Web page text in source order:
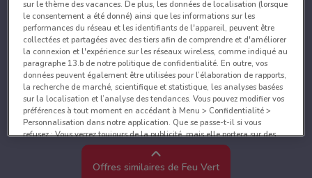
Offres similaires de Feu Vert
sur le thème des vacances. De plus, les données de localisation (lorsque
le consentement a été donné) ainsi que les informations sur les
performances du réseau et les identifiants de l'appareil, peuvent être
collectées et partagées avec des tiers afin de comprendre et d'améliorer
la connexion et l'expérience sur les réseaux wireless, comme indiqué au
paragraphe 13.b de notre politique de confidentialité. En outre, vos
données peuvent également être utilisées pour l’élaboration de rapports,
la recherche de marché, scientifique et statistique, les analyses basées
sur la localisation et l’analyse des tendances. Vous pouvez modifier vos
préférences à tout moment en accédant à Menu > Confidentialité >
Personnalisation dans notre application. Que se passe-t-il si vous
refusez : Vous verrez toujours de la publicité, mais elle portera sur des
sujets généraux et ne sera probablement pas pertinente pour vos centres
d’intérêt. Vous pouvez changer d’avis à tout moment en accédant à
Menu > Confidentialité > Personnalisation dans notre application.